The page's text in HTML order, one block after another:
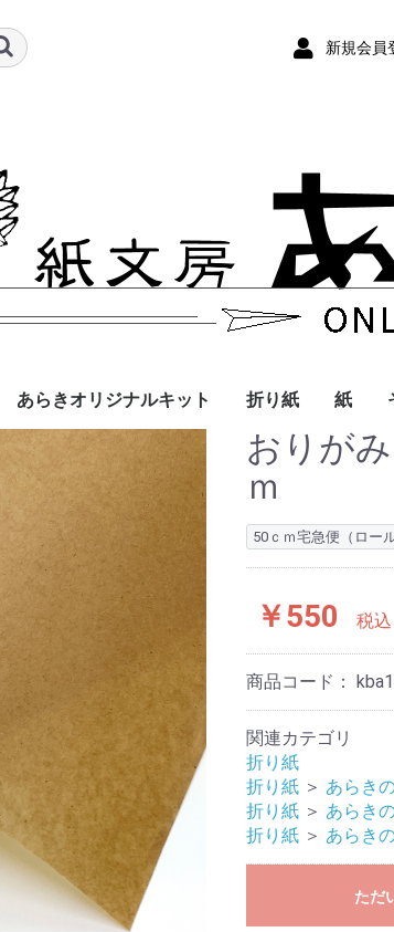
新規会員
あらきオリジナルキット
折り紙 空想動物
季節のおりがみ
イヌ・ネコ
動物
お花
その他
ペーパークイリング アマビエ
食べもの
お花
動物
遊ぶ
ハロウィン
クリスマス
折り紙
あらきの折り紙
紙
和紙
クイリ
おりが
ｍ
50ｃｍ宅急便（ロー
￥550 税込
商品コード：
関連カテゴリ
折り紙
折り紙 ＞ あらき
折り紙 ＞ あらき
折り紙 ＞ あらき
ただ